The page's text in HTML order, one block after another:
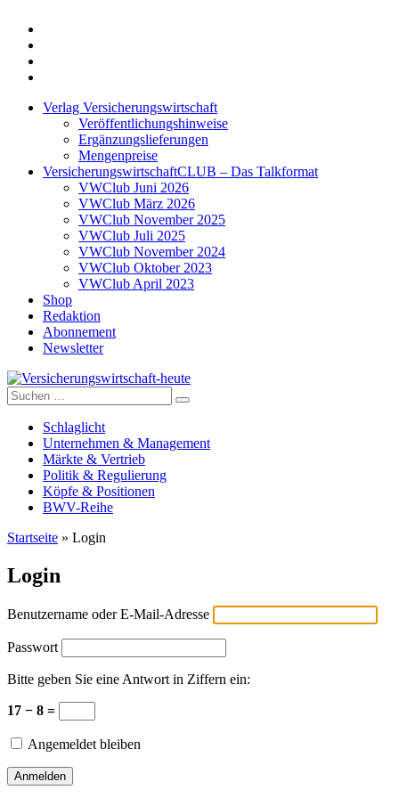
Verlag Versicherungswirtschaft
Veröffentlichungshinweise
Ergänzungslieferungen
Mengenpreise
VersicherungswirtschaftCLUB – Das Talkformat
VWClub Juni 2026
VWClub März 2026
VWClub November 2025
VWClub Juli 2025
VWClub November 2024
VWClub Oktober 2023
VWClub April 2023
Shop
Redaktion
Abonnement
Newsletter
Versicherungswirtschaft-heute
Suche
nach:
Schlaglicht
Unternehmen & Management
Märkte & Vertrieb
Politik & Regulierung
Köpfe & Positionen
BWV-Reihe
Startseite » Login
Login
Benutzername oder E-Mail-Adresse
Passwort
Bitte geben Sie eine Antwort in Ziffern ein:
17 − 8 =
Angemeldet bleiben